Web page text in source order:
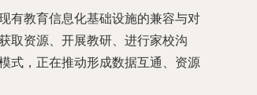
有教育信息化基础设施的兼容与对
取资源、开展教研、进行家校沟
式，正在推动形成数据互通、资源